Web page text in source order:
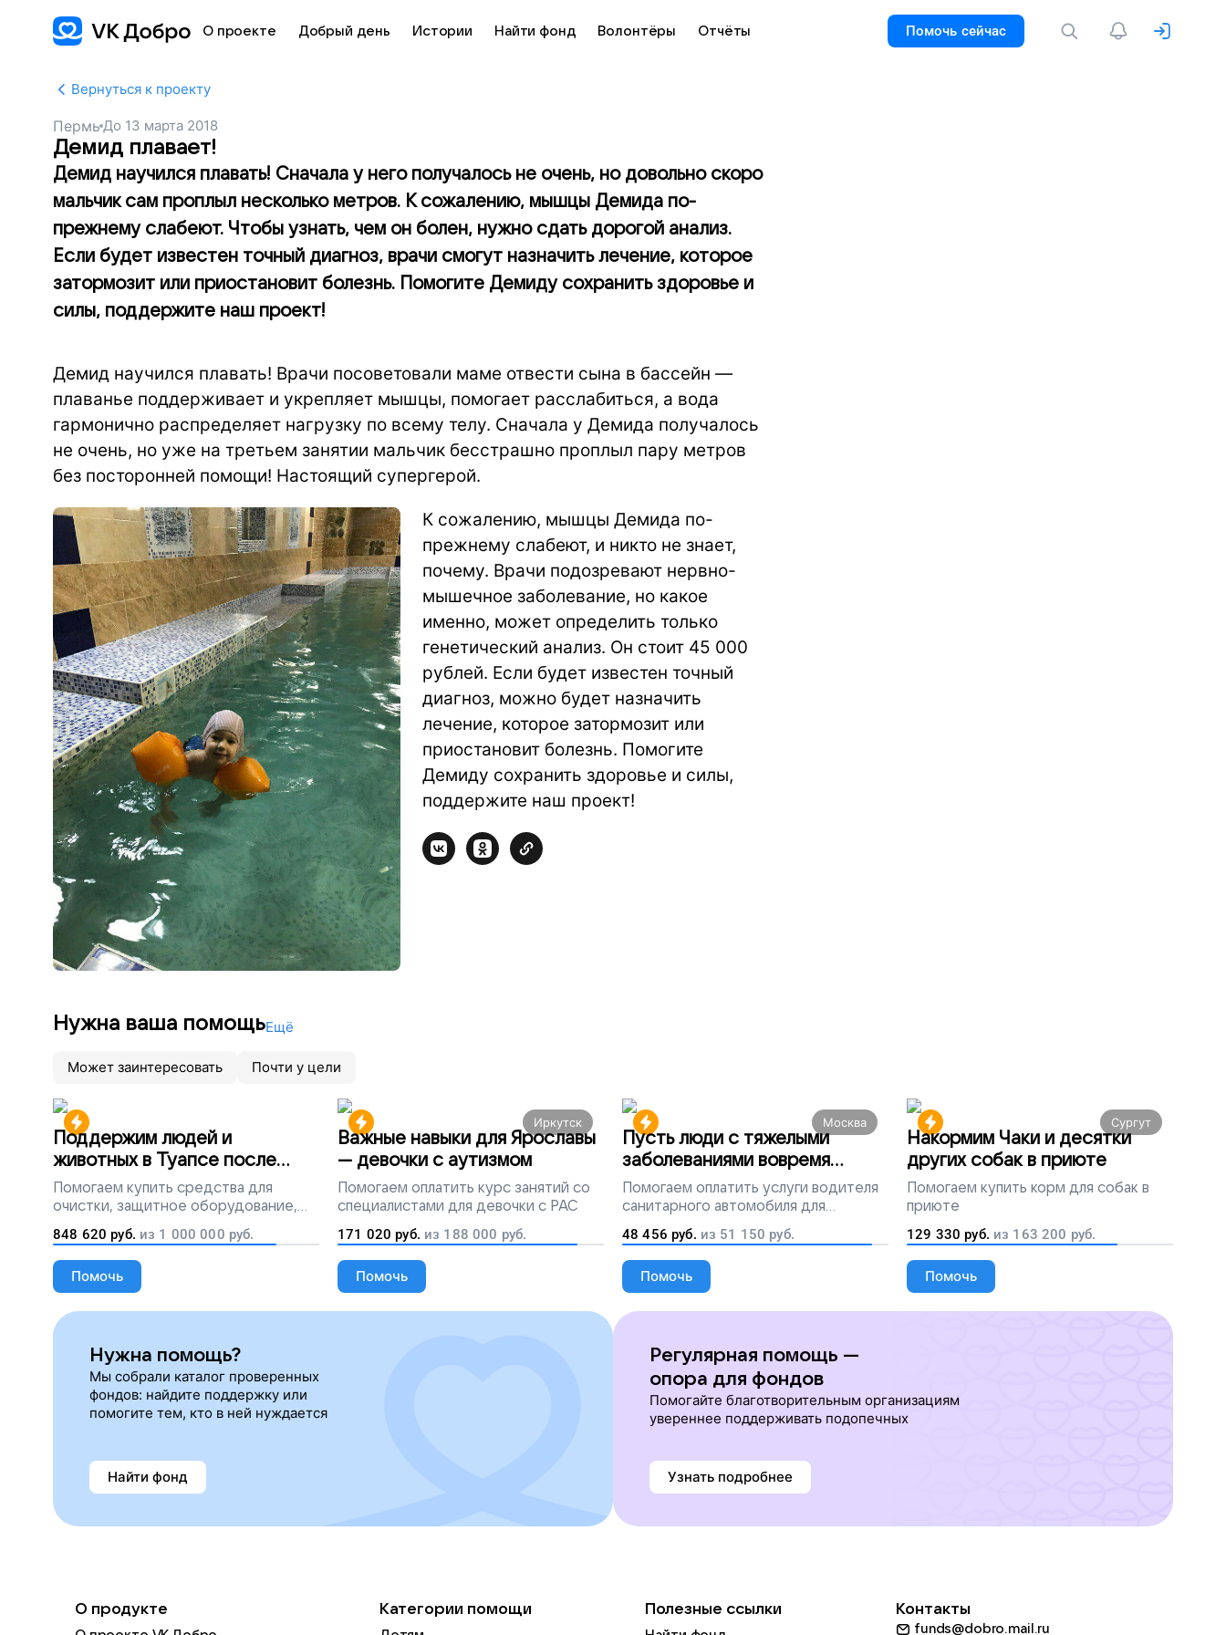
О проекте Добрый день Истории Найти фонд Волонтёры Отчёты Помочь сейчас
Вернуться к проекту
Пермь До 13 марта 2018
Демид плавает!
Демид научился плавать! Сначала у него получалось не очень, но довольно скоро
мальчик сам проплыл несколько метров. К сожалению, мышцы Демида по-
прежнему слабеют. Чтобы узнать, чем он болен, нужно сдать дорогой анализ.
Если будет известен точный диагноз, врачи смогут назначить лечение, которое
затормозит или приостановит болезнь. Помогите Демиду сохранить здоровье и
силы, поддержите наш проект!
Демид научился плавать! Врачи посоветовали маме отвести сына в бассейн —
плаванье поддерживает и укрепляет мышцы, помогает расслабиться, а вода
гармонично распределяет нагрузку по всему телу. Сначала у Демида получалось
не очень, но уже на третьем занятии мальчик бесстрашно проплыл пару метров
без посторонней помощи! Настоящий супергерой.
К сожалению, мышцы Демида по-
прежнему слабеют, и никто не знает,
почему. Врачи подозревают нервно-
мышечное заболевание, но какое
именно, может определить только
генетический анализ. Он стоит 45 000
рублей. Если будет известен точный
диагноз, можно будет назначить
лечение, которое затормозит или
приостановит болезнь. Помогите
Демиду сохранить здоровье и силы,
поддержите наш проект!
Нужна ваша помощьЕщё
Может заинтересовать Почти у цели
Поддержим людей и
животных в Туапсе после
разлива мазута
Помогаем купить средства для
очистки, защитное оборудование,
лекарства, корм и предметы первой
необходимости
848 620 руб. из 1 000 000 руб.
Помочь
Иркутск
Важные навыки для Ярославы
— девочки с аутизмом
Помогаем оплатить курс занятий со
специалистами для девочки с РАС
171 020 руб. из 188 000 руб.
Помочь
Москва
Пусть люди с тяжелыми
заболеваниями вовремя
попадут на лечение
Помогаем оплатить услуги водителя
санитарного автомобиля для
перевозки тяжелобольных людей
48 456 руб. из 51 150 руб.
Помочь
Сургут
Накормим Чаки и десятки
других собак в приюте
Помогаем купить корм для собак в
приюте
129 330 руб. из 163 200 руб.
Помочь
Нужна помощь?
Мы собрали каталог проверенных
фондов: найдите поддержку или
помогите тем, кто в ней нуждается
Найти фонд
Регулярная помощь —
опора для фондов
Помогайте благотворительным организациям
увереннее поддерживать подопечных
Узнать подробнее
О продукте Категории помощи Полезные ссылки Контакты
funds@dobro.mail.ru